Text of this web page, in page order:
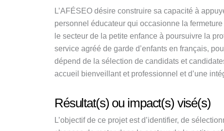
L’AFÉSEO désire construire sa capacité à
personnel éducateur qui occasionne la
le secteur de la petite enfance à poursuivre la
service agréé de garde d’enfants en français,
dépend de la sélection de candidats et
accueil bienveillant et professionnel et d’une
Résultat(s) ou impact(s) visé(s)
L’objectif de ce projet est d’identifier, de